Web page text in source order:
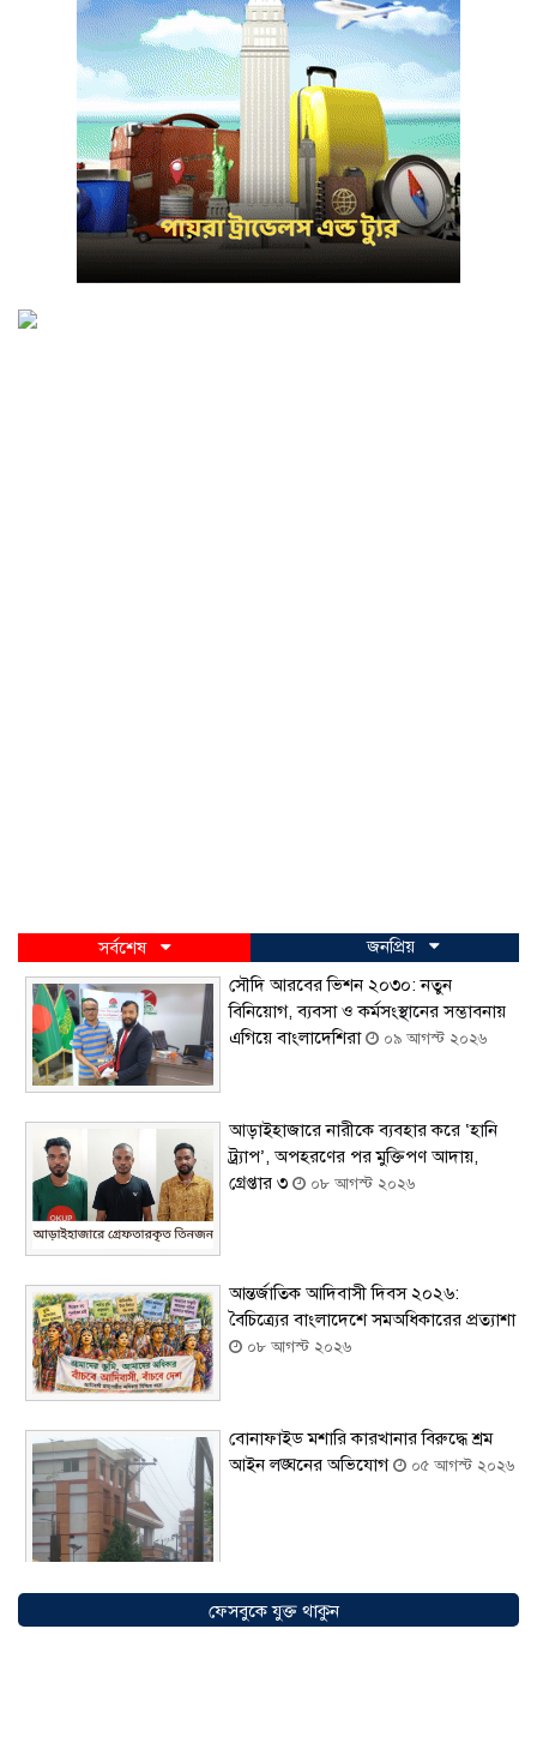
সর্বশেষ
জনপ্রিয়
সৌদি আরবের ভিশন ২০৩০: নতুন
বিনিয়োগ, ব্যবসা ও কর্মসংস্থানের সম্ভাবনায়
এগিয়ে বাংলাদেশিরা
০৯ আগস্ট ২০২৬
আড়াইহাজারে নারীকে ব্যবহার করে ‘হানি
ট্র্যাপ’, অপহরণের পর মুক্তিপণ আদায়,
গ্রেপ্তার ৩
০৮ আগস্ট ২০২৬
আন্তর্জাতিক আদিবাসী দিবস ২০২৬:
বৈচিত্র্যের বাংলাদেশে সমঅধিকারের প্রত্যাশা
০৮ আগস্ট ২০২৬
বোনাফাইড মশারি কারখানার বিরুদ্ধে শ্রম
আইন লঙ্ঘনের অভিযোগ
০৫ আগস্ট ২০২৬
ফেসবুকে যুক্ত থাকুন